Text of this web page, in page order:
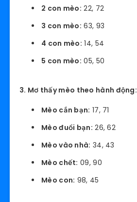
2 con mèo: 22, 72
3 con mèo: 63, 93
4 con mèo: 14, 54
5 con mèo: 05, 50
3. Mơ thấy mèo theo hành động:
Mèo cắn bạn: 17, 71
Mèo đuổi bạn: 26, 62
Mèo vào nhà: 34, 43
Mèo chết: 09, 90
Mèo con: 98, 45